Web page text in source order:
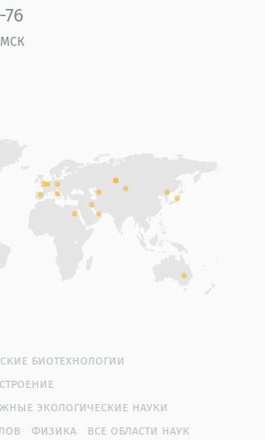
МСК
биотехнологии
экологические науки
физика все области наук